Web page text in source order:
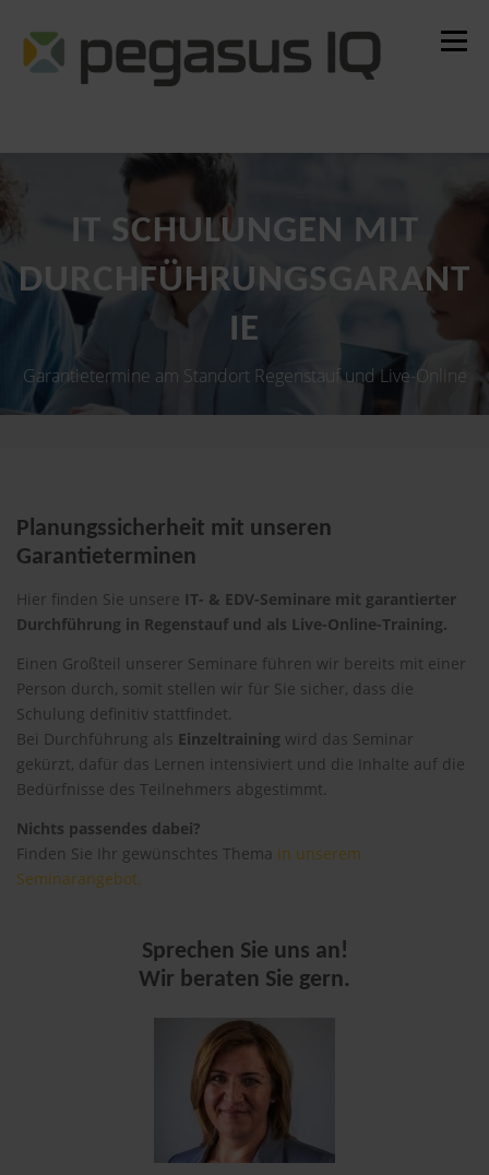
Inhalt
springen
Menü
IT SCHULUNGEN MIT
DURCHFÜHRUNGSGARANT
IE
Garantietermine am Standort Regenstauf und Live-Online
Planungssicherheit mit unseren
Garantieterminen
Hier finden Sie unsere IT- & EDV-Seminare mit garantierter
Durchführung in Regenstauf und als Live-Online-Training.
Einen Großteil unserer Seminare führen wir bereits mit einer
Person durch, somit stellen wir für Sie sicher, dass die
Schulung definitiv stattfindet.
Bei Durchführung als Einzeltraining wird das Seminar
gekürzt, dafür das Lernen intensiviert und die Inhalte auf die
Bedürfnisse des Teilnehmers abgestimmt.
Nichts passendes dabei?
Finden Sie Ihr gewünschtes Thema in unserem
Seminarangebot.
Sprechen Sie uns an!
Wir beraten Sie gern.